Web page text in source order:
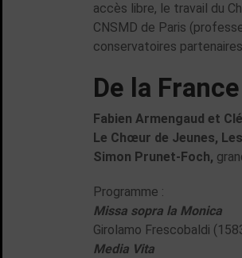
accès libre, le travail du
CNSMD de Paris
conservatoires
De la
Fabien Armengaud et
Le Chœur de Jeunes,
Simon Prunet-Foch,
Programme :
Missa sopra la Monica
Girolamo Frescobaldi
Media Vita